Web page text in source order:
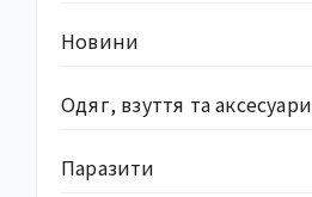
Новини
Одяг, взуття та аксесуари
Паразити